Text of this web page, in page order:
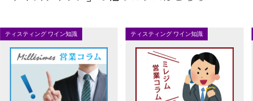
ティスティング ワイン知識 ティスティング ワイン知識